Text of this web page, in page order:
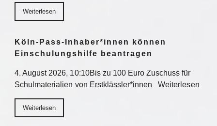
Weiterlesen
Köln-Pass-Inhaber*innen können
Einschulungshilfe beantragen
4. August 2026, 10:10Bis zu 100 Euro Zuschuss für
Schulmaterialien von Erstklässler*innen Weiterlesen
Weiterlesen